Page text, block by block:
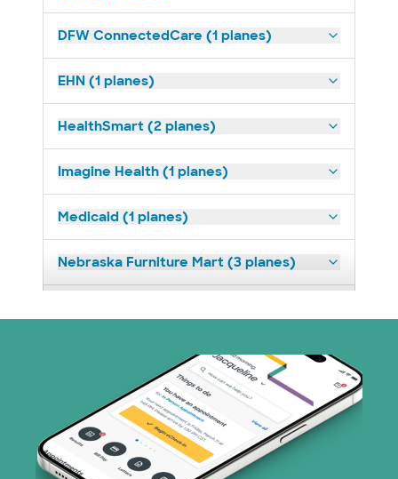
DFW ConnectedCare (1 planes)
EHN (1 planes)
HealthSmart (2 planes)
Imagine Health (1 planes)
Medicaid (1 planes)
Nebraska Furniture Mart (3 planes)
Prism Electric (1 planes)
Plan de Salud Superior (17 planes)
TriWest HealthCare (1 planes)